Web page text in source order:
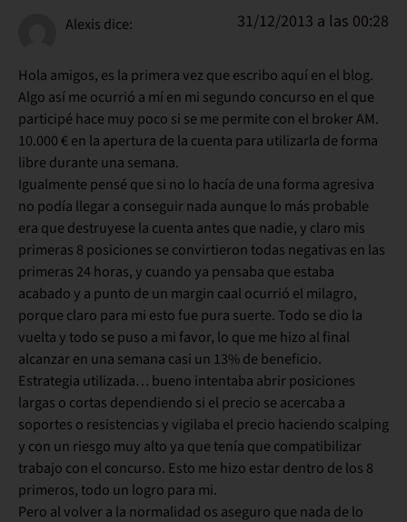
Alexis dice: 31/12/2013 a las 00:28
Hola amigos, es la primera vez que escribo aquí en el blog.
Algo así me ocurrió a mí en mi segundo concurso en el que
participé hace muy poco si se me permite con el broker AM.
10.000 € en la apertura de la cuenta para utilizarla de forma
libre durante una semana.
Igualmente pensé que si no lo hacía de una forma agresiva
no podía llegar a conseguir nada aunque lo más probable
era que destruyese la cuenta antes que nadie, y claro mis
primeras 8 posiciones se convirtieron todas negativas en las
primeras 24 horas, y cuando ya pensaba que estaba
acabado y a punto de un margin caal ocurrió el milagro,
porque claro para mi esto fue pura suerte. Todo se dio la
vuelta y todo se puso a mi favor, lo que me hizo al final
alcanzar en una semana casi un 13% de beneficio.
Estrategia utilizada… bueno intentaba abrir posiciones
largas o cortas dependiendo si el precio se acercaba a
soportes o resistencias y vigilaba el precio haciendo scalping
y con un riesgo muy alto ya que tenía que compatibilizar
trabajo con el concurso. Esto me hizo estar dentro de los 8
primeros, todo un logro para mi.
Pero al volver a la normalidad os aseguro que nada de lo